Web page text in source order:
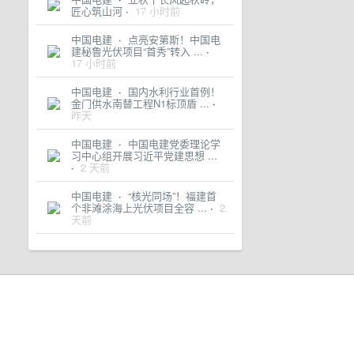
匠心筑山河 · 17 小时前
中国电建 · 点亮安第斯！中国电
建秘鲁光伏项目“首秀”转入 ... ·
17 小时前
中国电建 · 国内水利行业首例！
金门供水南替工程N1标顶盾 ... ·
昨天
中国电建 · 中国电建党委理论学
习中心组开展习近平党建思想 ...
· 2 天前
中国电建 · “核光同场”！福建首
个非滩涂海上光伏项目全容 ... · 2
天前